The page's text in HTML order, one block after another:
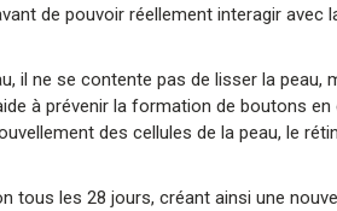
de pouvoir réellement interagir avec
il ne se contente pas de lisser la peau,
à prévenir la formation de boutons en
des cellules de la peau, le
tous les 28 jours, créant ainsi une